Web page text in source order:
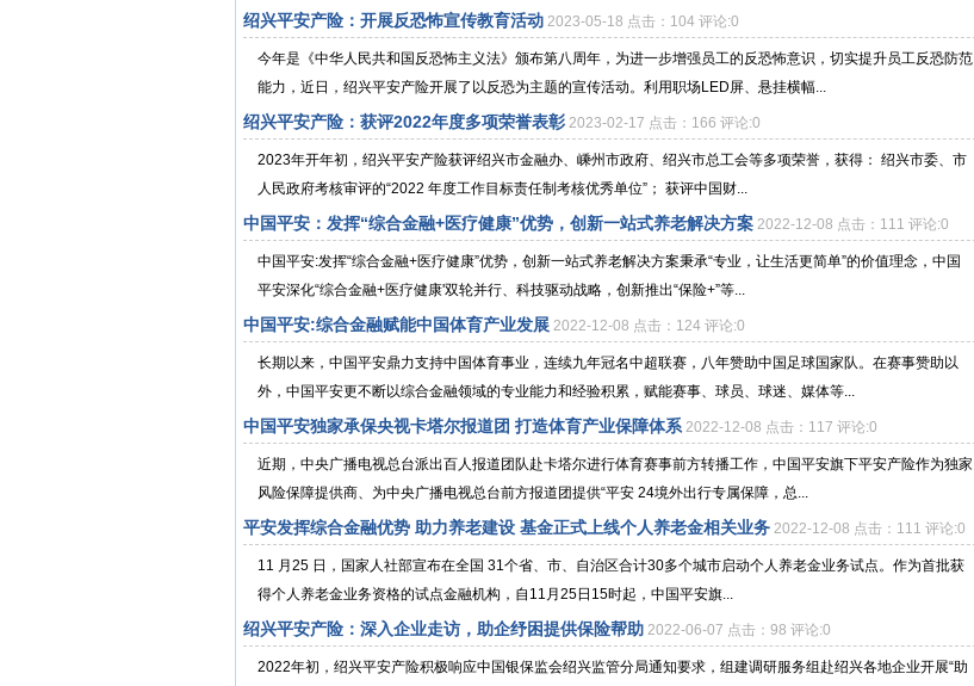
绍兴平安产险：开展反恐怖宣传教育活动 2023-05-18 点击：104 评论:0
今年是《中华人民共和国反恐怖主义法》颁布第八周年，为进一步增强员工的反恐怖意识，切实提升员工反恐防范
能力，近日，绍兴平安产险开展了以反恐为主题的宣传活动。利用职场LED屏、悬挂横幅...
绍兴平安产险：获评2022年度多项荣誉表彰 2023-02-17 点击：166 评论:0
2023年开年初，绍兴平安产险获评绍兴市金融办、嵊州市政府、绍兴市总工会等多项荣誉，获得： 绍兴市委、市
人民政府考核审评的“2022 年度工作目标责任制考核优秀单位”； 获评中国财...
中国平安：发挥“综合金融+医疗健康”优势，创新一站式养老解决方案 2022-12-08 点击：111 评论:0
中国平安:发挥“综合金融+医疗健康”优势，创新一站式养老解决方案秉承“专业，让生活更简单”的价值理念，中国
平安深化“综合金融+医疗健康'双轮并行、科技驱动战略，创新推出“保险+”等...
中国平安:综合金融赋能中国体育产业发展 2022-12-08 点击：124 评论:0
长期以来，中国平安鼎力支持中国体育事业，连续九年冠名中超联赛，八年赞助中国足球国家队。在赛事赞助以
外，中国平安更不断以综合金融领域的专业能力和经验积累，赋能赛事、球员、球迷、媒体等...
中国平安独家承保央视卡塔尔报道团 打造体育产业保障体系 2022-12-08 点击：117 评论:0
近期，中央广播电视总台派出百人报道团队赴卡塔尔进行体育赛事前方转播工作，中国平安旗下平安产险作为独家
风险保障提供商、为中央广播电视总台前方报道团提供“平安 24境外出行专属保障，总...
平安发挥综合金融优势 助力养老建设 基金正式上线个人养老金相关业务 2022-12-08 点击：111 评论:0
11 月25 日，国家人社部宣布在全国 31个省、市、自治区合计30多个城市启动个人养老金业务试点。作为首批获
得个人养老金业务资格的试点金融机构，自11月25日15时起，中国平安旗...
绍兴平安产险：深入企业走访，助企纾困提供保险帮助 2022-06-07 点击：98 评论:0
2022年初，绍兴平安产险积极响应中国银保监会绍兴监管分局通知要求，组建调研服务组赴绍兴各地企业开展“助